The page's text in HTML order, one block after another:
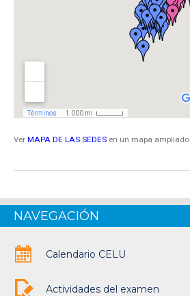
Ver MAPA DE LAS SEDES en un mapa ampliado
NAVEGACIÓN
Calendario CELU
Actividades del examen